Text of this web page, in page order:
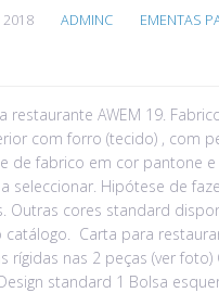
2018 ADMINC EMENTAS
AWEM 19.
com forro (tecido) , com
de fabrico em cor pantone
seleccionar. Hipótese de
Outras cores standard
catálogo. Carta para
rígidas nas 2 peças (ver
standard 1 Bolsa